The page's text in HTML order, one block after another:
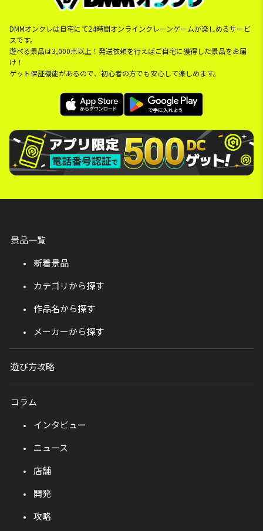
DMMオンクレは自宅にて24時間オンラインクレーンゲームが楽しめるサービ
スです。
遊べる景品は3,000点以上！発送依頼を行えばご自宅に獲得した景品をお届
け！
ゲット保証機能があるので、初心者の方でも安心して楽しめます。
景品一覧
新着景品
カテゴリから探す
作品名から探す
メーカーから探す
遊び方攻略
コラム
インタビュー
ニュース
店舗
開発
攻略